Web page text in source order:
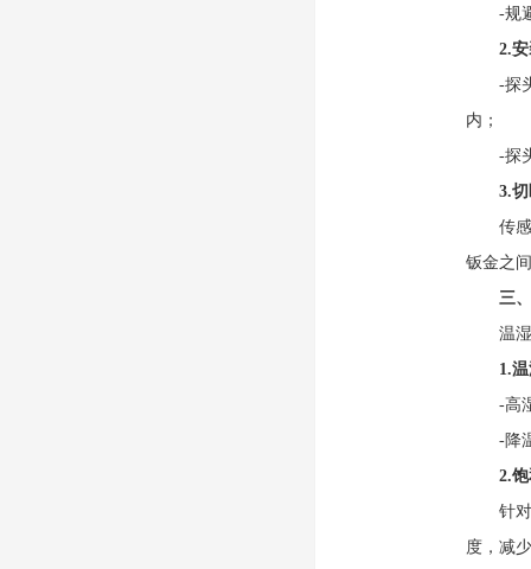
-规避
2.
-探头
内；
-探头
3.
传感器
钣金之
三
温湿度
1.
-高湿
-降温
2.
针对
度，减